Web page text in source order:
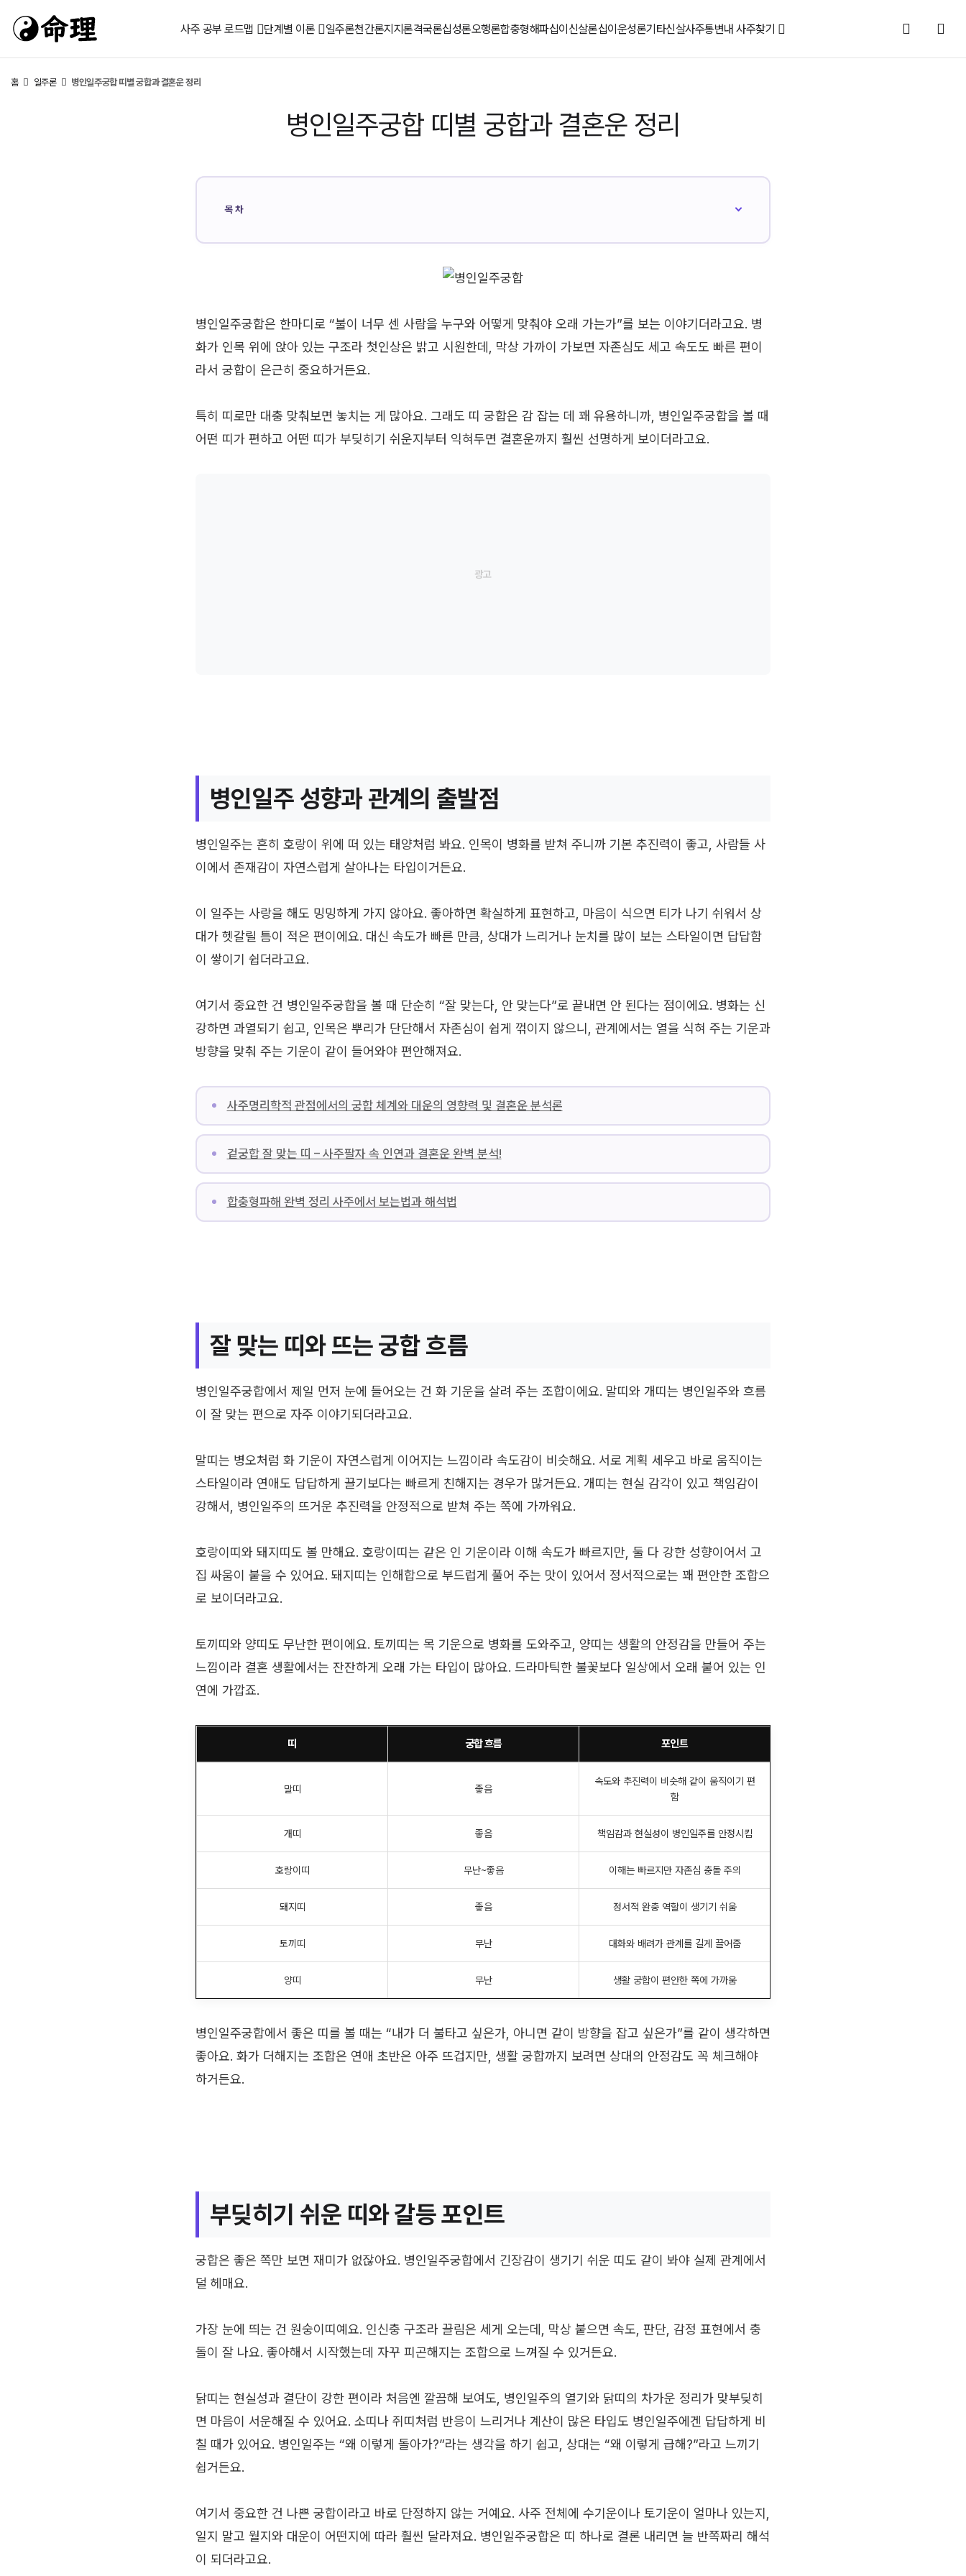
사주 공부 로드맵 단계별 이론 일주론천간론지지론격국론십성론오행론합충형해파십이신살론십이운성론기타신살사주통변내 사주찾기
홈 일주론 병인일주궁합 띠별 궁합과 결혼운 정리
병인일주궁합 띠별 궁합과 결혼운 정리
목차
병인일주궁합은 한마디로 “불이 너무 센 사람을 누구와 어떻게 맞춰야 오래 가는가”를 보는 이야기더라고요. 병
화가 인목 위에 앉아 있는 구조라 첫인상은 밝고 시원한데, 막상 가까이 가보면 자존심도 세고 속도도 빠른 편이
라서 궁합이 은근히 중요하거든요.
특히 띠로만 대충 맞춰보면 놓치는 게 많아요. 그래도 띠 궁합은 감 잡는 데 꽤 유용하니까, 병인일주궁합을 볼 때
어떤 띠가 편하고 어떤 띠가 부딪히기 쉬운지부터 익혀두면 결혼운까지 훨씬 선명하게 보이더라고요.
병인일주 성향과 관계의 출발점
병인일주는 흔히 호랑이 위에 떠 있는 태양처럼 봐요. 인목이 병화를 받쳐 주니까 기본 추진력이 좋고, 사람들 사
이에서 존재감이 자연스럽게 살아나는 타입이거든요.
이 일주는 사랑을 해도 밍밍하게 가지 않아요. 좋아하면 확실하게 표현하고, 마음이 식으면 티가 나기 쉬워서 상
대가 헷갈릴 틈이 적은 편이에요. 대신 속도가 빠른 만큼, 상대가 느리거나 눈치를 많이 보는 스타일이면 답답함
이 쌓이기 쉽더라고요.
여기서 중요한 건 병인일주궁합을 볼 때 단순히 “잘 맞는다, 안 맞는다”로 끝내면 안 된다는 점이에요. 병화는 신
강하면 과열되기 쉽고, 인목은 뿌리가 단단해서 자존심이 쉽게 꺾이지 않으니, 관계에서는 열을 식혀 주는 기운과
방향을 맞춰 주는 기운이 같이 들어와야 편안해져요.
사주명리학적 관점에서의 궁합 체계와 대운의 영향력 및 결혼운 분석론
겉궁합 잘 맞는 띠 – 사주팔자 속 인연과 결혼운 완벽 분석!
합충형파해 완벽 정리 사주에서 보는법과 해석법
잘 맞는 띠와 뜨는 궁합 흐름
병인일주궁합에서 제일 먼저 눈에 들어오는 건 화 기운을 살려 주는 조합이에요. 말띠와 개띠는 병인일주와 흐름
이 잘 맞는 편으로 자주 이야기되더라고요.
말띠는 병오처럼 화 기운이 자연스럽게 이어지는 느낌이라 속도감이 비슷해요. 서로 계획 세우고 바로 움직이는
스타일이라 연애도 답답하게 끌기보다는 빠르게 친해지는 경우가 많거든요. 개띠는 현실 감각이 있고 책임감이
강해서, 병인일주의 뜨거운 추진력을 안정적으로 받쳐 주는 쪽에 가까워요.
호랑이띠와 돼지띠도 볼 만해요. 호랑이띠는 같은 인 기운이라 이해 속도가 빠르지만, 둘 다 강한 성향이어서 고
집 싸움이 붙을 수 있어요. 돼지띠는 인해합으로 부드럽게 풀어 주는 맛이 있어서 정서적으로는 꽤 편안한 조합으
로 보이더라고요.
토끼띠와 양띠도 무난한 편이에요. 토끼띠는 목 기운으로 병화를 도와주고, 양띠는 생활의 안정감을 만들어 주는
느낌이라 결혼 생활에서는 잔잔하게 오래 가는 타입이 많아요. 드라마틱한 불꽃보다 일상에서 오래 붙어 있는 인
연에 가깝죠.
띠 궁합 흐름 포인트
말띠 좋음
속도와 추진력이 비슷해 같이 움직이기 편
함
개띠 좋음 책임감과 현실성이 병인일주를 안정시킴
호랑이띠 무난~좋음 이해는 빠르지만 자존심 충돌 주의
돼지띠 좋음 정서적 완충 역할이 생기기 쉬움
토끼띠 무난 대화와 배려가 관계를 길게 끌어줌
양띠 무난 생활 궁합이 편안한 쪽에 가까움
병인일주궁합에서 좋은 띠를 볼 때는 “내가 더 불타고 싶은가, 아니면 같이 방향을 잡고 싶은가”를 같이 생각하면
좋아요. 화가 더해지는 조합은 연애 초반은 아주 뜨겁지만, 생활 궁합까지 보려면 상대의 안정감도 꼭 체크해야
하거든요.
부딪히기 쉬운 띠와 갈등 포인트
궁합은 좋은 쪽만 보면 재미가 없잖아요. 병인일주궁합에서 긴장감이 생기기 쉬운 띠도 같이 봐야 실제 관계에서
덜 헤매요.
가장 눈에 띄는 건 원숭이띠예요. 인신충 구조라 끌림은 세게 오는데, 막상 붙으면 속도, 판단, 감정 표현에서 충
돌이 잘 나요. 좋아해서 시작했는데 자꾸 피곤해지는 조합으로 느껴질 수 있거든요.
닭띠는 현실성과 결단이 강한 편이라 처음엔 깔끔해 보여도, 병인일주의 열기와 닭띠의 차가운 정리가 맞부딪히
면 마음이 서운해질 수 있어요. 소띠나 쥐띠처럼 반응이 느리거나 계산이 많은 타입도 병인일주에겐 답답하게 비
칠 때가 있어요. 병인일주는 “왜 이렇게 돌아가?”라는 생각을 하기 쉽고, 상대는 “왜 이렇게 급해?”라고 느끼기
쉽거든요.
여기서 중요한 건 나쁜 궁합이라고 바로 단정하지 않는 거예요. 사주 전체에 수기운이나 토기운이 얼마나 있는지,
일지 말고 월지와 대운이 어떤지에 따라 훨씬 달라져요. 병인일주궁합은 띠 하나로 결론 내리면 늘 반쪽짜리 해석
이 되더라고요.